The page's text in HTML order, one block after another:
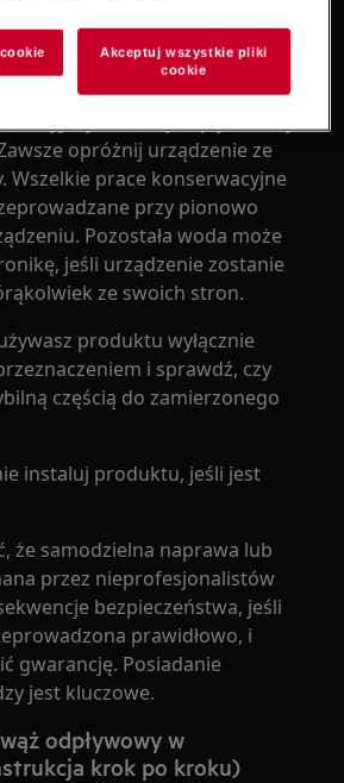
do jakiejkolwiek
opróżnij urządzenie ze
Wszelkie prace konserwacyjne
przy pionowo
Pozostała woda może
jeśli urządzenie zostanie
ze swoich stron.
produktu wyłącznie
i sprawdź, czy
częścią do zamierzonego
instaluj produktu, jeśli jest
że samodzielna naprawa lub
przez nieprofesjonalistów
bezpieczeństwa, jeśli
prawidłowo, i
gwarancję. Posiadanie
jest kluczowe.
odpływowy w
krok po kroku)
Akceptuj wszystkie pliki
cookie